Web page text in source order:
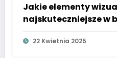
Jakie elementy
najskuteczniejsze w
tożsamości marki
22 Kwietnia 2025